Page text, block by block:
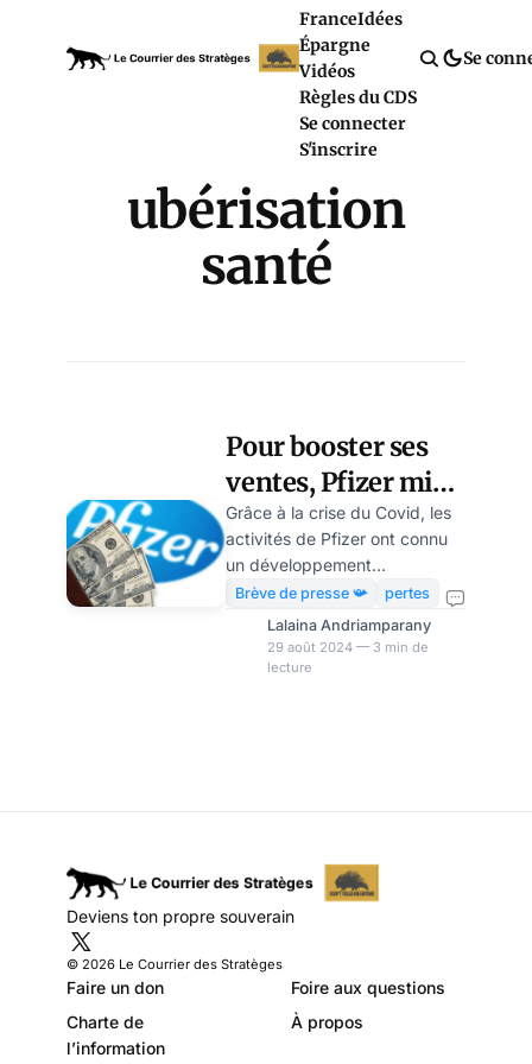
FranceIdées
Épargne
Vidéos
Règles du CDS
Se connecter
S'inscrire
Se
ubérisation
santé
Pour booster ses
ventes, Pfizer mise
sur l’ubérisation de
la santé
Grâce à la crise du Covid, les
activités de Pfizer ont connu
un développement
remarquable mais la fin de
l’état d’urgence sanitaire lié au
Covid-19 aux États-Unis a vite
entraîné une diminution
des patients aux traitements
médicaux. Baptisé
PfizerForAll, ce portail
permettra aux patients de se
Brève de presse 📯
pertes
Lalaina Andriamparany
29 août 2024 — 3 min de
lecture
Deviens ton propre souverain
© 2026 Le Courrier des Stratèges
Faire un don
Foire aux questions
Charte de
l’information
À propos